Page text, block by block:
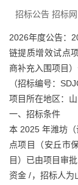
招标公告 招标
2026年度公告：
链提质增效试点
商补充入围项目
（招标编号：
项目所在地区：
一、招标条件
本 2025 年潍坊
点项目（安丘市
目）已由项目审
资金 /，招标人为